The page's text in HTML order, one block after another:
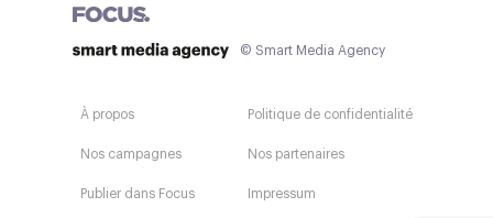
© Smart Media Agency
À propos
Nos campagnes
Publier dans Focus
Politique de confidentialité
Nos partenaires
Impressum